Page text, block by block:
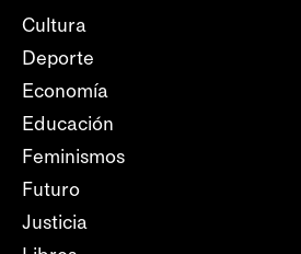
Cultura
Deporte
Economía
Educación
Feminismos
Futuro
Justicia